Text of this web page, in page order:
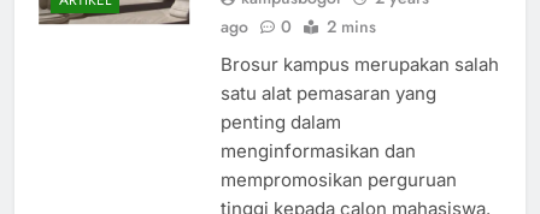
ARTIKEL kampusbogor
Brosur kampus merupakan salah
satu alat pemasaran yang
penting dalam
menginformasikan dan
mempromosikan perguruan